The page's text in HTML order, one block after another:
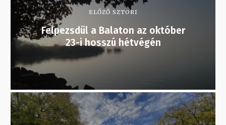
ELŐZŐ SZTORI
Felpezsdül a Balaton az október
23-i hosszú hétvégén